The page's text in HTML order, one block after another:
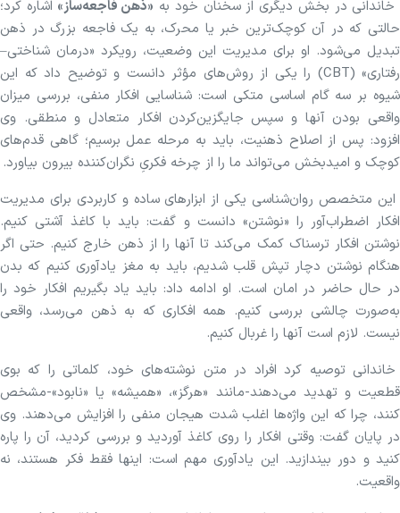
خاندانی در بخش دیگری از سخنان خود به «ذهن فاجعه‌ساز» اشاره کرد؛
حالتی که در آن کوچک‌ترین خبر یا محرک، به یک فاجعه بزرگ در ذهن
تبدیل می‌شود. او برای مدیریت این وضعیت، رویکرد «درمان شناختی–
رفتاری» (CBT) را یکی از روش‌های مؤثر دانست و توضیح داد که این
شیوه بر سه گام اساسی متکی است: شناسایی افکار منفی، بررسی میزان
واقعی بودن آنها و سپس جایگزین‌کردن افکار متعادل و منطقی. وی
افزود: پس از اصلاح ذهنیت، باید به مرحله عمل برسیم؛ گاهی قدم‌های
کوچک و امیدبخش می‌تواند ما را از چرخه فکریِ نگران‌کننده بیرون بیاورد.
این متخصص روان‌شناسی یکی از ابزار‌های ساده و کاربردی برای مدیریت
افکار اضطراب‌آور را «نوشتن» دانست و گفت: باید با کاغذ آشتی کنیم.
نوشتن افکار ترسناک کمک می‌کند تا آنها را از ذهن خارج کنیم. حتی اگر
هنگام نوشتن دچار تپش قلب شدیم، باید به مغز یادآوری کنیم که بدن
در حال حاضر در امان است. او ادامه داد: باید یاد بگیریم افکار خود را
به‌صورت چالشی بررسی کنیم. همه افکاری که به ذهن می‌رسد، واقعی
نیست. لازم است آنها را غربال کنیم.
خاندانی توصیه کرد افراد در متن نوشته‌های خود، کلماتی را که بوی
قطعیت و تهدید می‌دهند-مانند «هرگز»، «همیشه» یا «نابود»-مشخص
کنند، چرا که این واژه‌ها اغلب شدت هیجان منفی را افزایش می‌دهند. وی
در پایان گفت: وقتی افکار را روی کاغذ آوردید و بررسی کردید، آن را پاره
کنید و دور بیندازید. این یادآوری مهم است: اینها فقط فکر هستند، نه
واقعیت.